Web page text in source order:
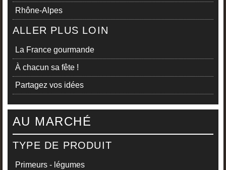
Rhône-Alpes
ALLER PLUS LOIN
La France gourmande
À chacun sa fête !
Partagez vos idées
AU MARCHÉ
TYPE DE PRODUIT
Primeurs - légumes